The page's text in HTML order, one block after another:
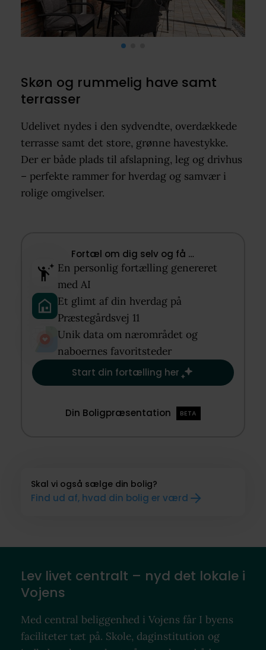
Skøn og rummelig have samt
terrasser
Udelivet nydes i den sydvendte, overdækkede
terrasse samt det store, grønne havestykke.
Der er både plads til afslapning, leg og drivhus
– perfekte rammer for hverdag og samvær i
rolige omgivelser.
Fortæl om dig selv og få …​
En personlig fortælling genereret
med AI​
Et glimt af din hverdag på
Præstegårdsvej 11​
Unik data om nærområdet og
naboernes favoritsteder​
Start din fortælling her
Din Boligpræsentation BETA
Skal vi også sælge din bolig?
Find ud af, hvad din bolig er værd
Lev livet centralt – nyd det lokale i
Vojens
Med central beliggenhed i Vojens får I byens
faciliteter tæt på. Skole, daginstitution og